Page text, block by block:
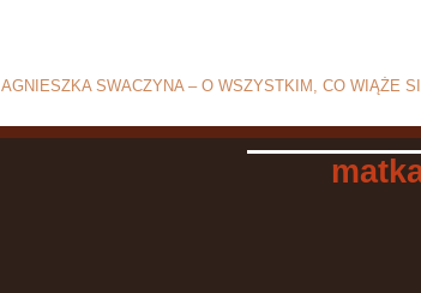
AGNIESZKA SWACZYNA – O WSZYSTKIM, CO WIĄŻE